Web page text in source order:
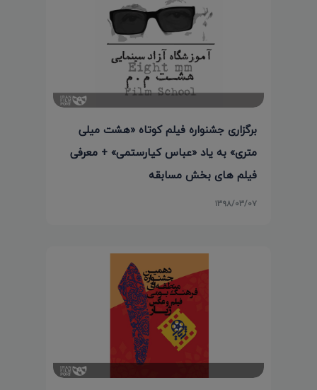
برگزاری جشنواره فیلم کوتاه «هشت میلی
متری» به یاد «عباس کیارستمی» + معرفی
فیلم های بخش مسابقه
۱۳۹۸/۰۳/۰۷